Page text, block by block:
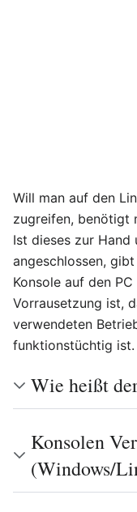
Will man auf den
zugreifen, benötigt
Ist dieses zur Hand
angeschlossen,
Konsole auf den
Vorrausetzung ist,
verwendeten
funktionstüchtig ist.
Wie heißt
Konsolen
(Windows/